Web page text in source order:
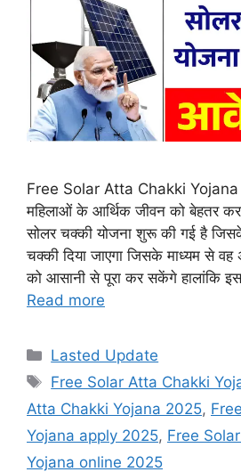
Free Solar Atta Chakki Yojana :
महिलाओं के आर्थिक जीवन को बेहतर
सोलर चक्की योजना शुरू की गई है
चक्की दिया जाएगा जिसके माध्यम से वह
को आसानी से पूरा कर सकेंगे हालांकि
Read more
Categories
Lasted Update
Tags
Free Solar Atta Chakki
Atta Chakki Yojana 2025,
Yojana apply 2025, Free
Yojana online 2025